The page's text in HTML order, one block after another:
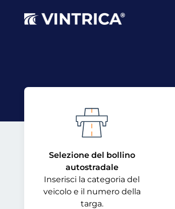
Selezione del bollino
autostradale
Inserisci la categoria del
veicolo e il numero della
targa.